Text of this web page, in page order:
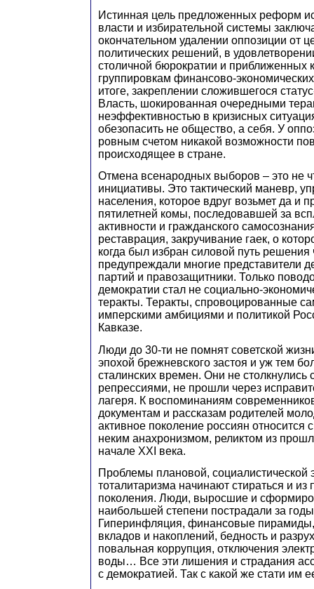
Истинная цель предложенных реформ
власти и избирательной системы
окончательном удалении оппозиции от
политических решений, в
столичной бюрократии и приближенных
группировкам финансово-
итоге, закреплении сложившегося
Власть, шокированная очередными
неэффективностью в кризисных
обезопасить не общество, а себя. У
ровным счетом никакой возможности
происходящее в стране.
Отмена всенародных выборов – это не
инициативы. Это тактический маневр,
населения, которое вдруг возьмет да и
пятилетней комы, последовавшей за
активности и гражданского
реставрация, закручивание гаек, о
когда был избран силовой путь
предупреждали многие представители
партий и правозащитники. Только
демократии стал не социально-
теракты. Теракты, спровоцированные
имперскими амбициями и политикой
Кавказе.
Люди до 30-ти не помнят советской
эпохой брежневского застоя и уж тем
сталинских времен. Они не столкнулись
репрессиями, не прошли через
лагеря. К воспоминаниям
документам и рассказам родителей
активное поколение россиян относится
неким анахронизмом, реликтом из
начале XXI века.
Проблемы плановой, социалистической
тоталитаризма начинают стираться и из
поколения. Люди, выросшие и
наибольшей степени пострадали за
Гиперинфляция, финансовые
вкладов и накоплений, бедность и
повальная коррупция, отключения
воды… Все эти лишения и страдания
с демократией. Так с какой же стати им